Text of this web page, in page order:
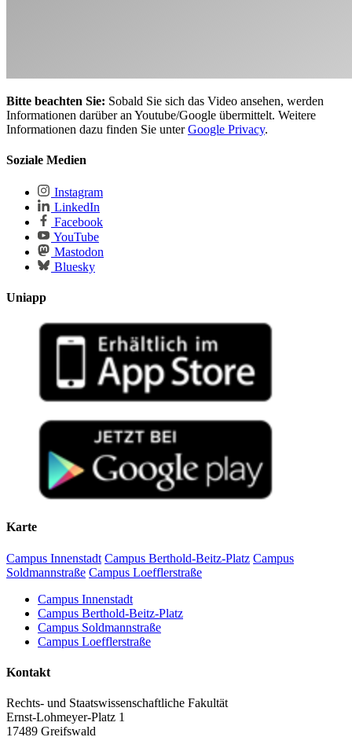
Bitte beachten Sie: Sobald Sie sich das Video ansehen, werden
Informationen darüber an Youtube/Google übermittelt. Weitere
Informationen dazu finden Sie unterGoogle Privacy.
Soziale Medien
Instagram
LinkedIn
Facebook
YouTube
Mastodon
Bluesky
Uniapp
Karte
Campus Innenstadt Campus Berthold-Beitz-Platz Campus
Soldmannstraße Campus Loefflerstraße
Campus Innenstadt
Campus Berthold-Beitz-Platz
Campus Soldmannstraße
Campus Loefflerstraße
Kontakt
Rechts- und Staatswissenschaftliche Fakultät
Ernst-Lohmeyer-Platz 1
17489 Greifswald